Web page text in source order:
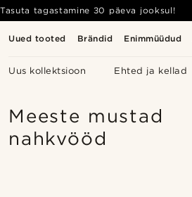
Uued tooted Brändid Enimmüüdud
Uus kollektsioon Ehted ja kellad
Tasuta tagastamine 30 päeva jooksul!
Meeste mustad
nahkvööd